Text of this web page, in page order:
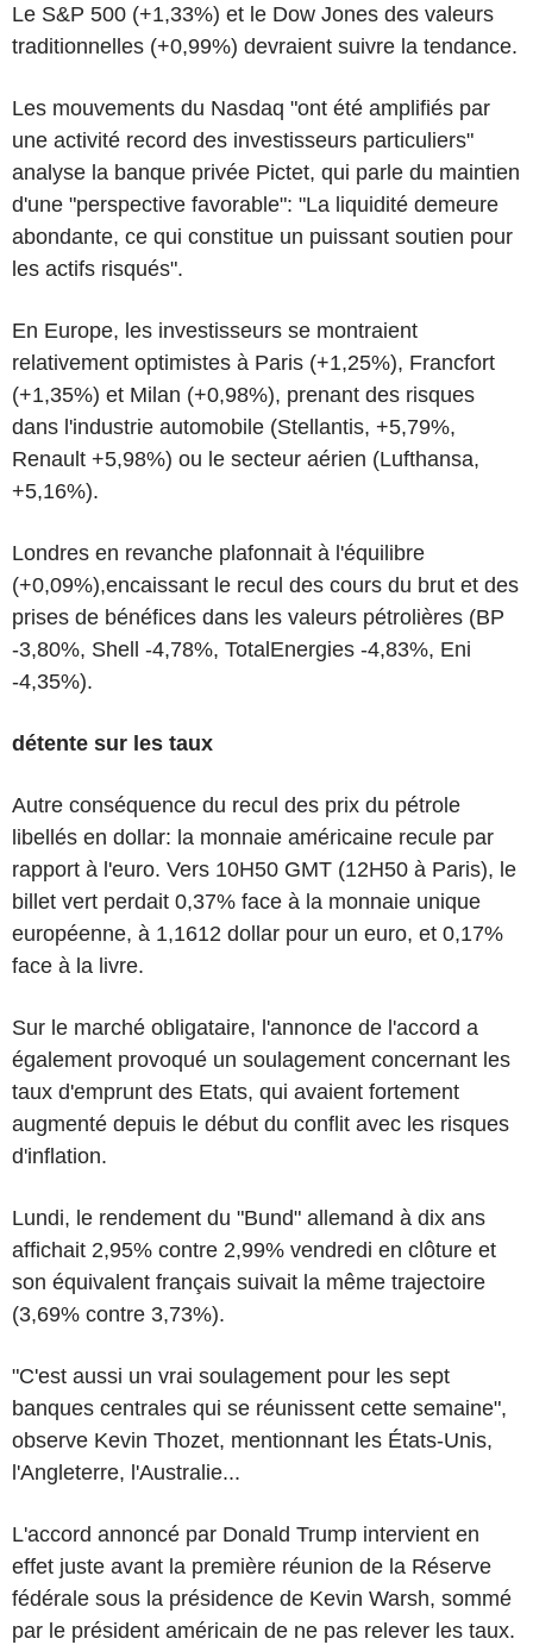
Le S&P 500 (+1,33%) et le Dow Jones des valeurs
traditionnelles (+0,99%) devraient suivre la tendance.
Les mouvements du Nasdaq "ont été amplifiés par
une activité record des investisseurs particuliers"
analyse la banque privée Pictet, qui parle du maintien
d'une "perspective favorable": "La liquidité demeure
abondante, ce qui constitue un puissant soutien pour
les actifs risqués".
En Europe, les investisseurs se montraient
relativement optimistes à Paris (+1,25%), Francfort
(+1,35%) et Milan (+0,98%), prenant des risques
dans l'industrie automobile (Stellantis, +5,79%,
Renault +5,98%) ou le secteur aérien (Lufthansa,
+5,16%).
Londres en revanche plafonnait à l'équilibre
(+0,09%),encaissant le recul des cours du brut et des
prises de bénéfices dans les valeurs pétrolières (BP
-3,80%, Shell -4,78%, TotalEnergies -4,83%, Eni
-4,35%).
détente sur les taux
Autre conséquence du recul des prix du pétrole
libellés en dollar: la monnaie américaine recule par
rapport à l'euro. Vers 10H50 GMT (12H50 à Paris), le
billet vert perdait 0,37% face à la monnaie unique
européenne, à 1,1612 dollar pour un euro, et 0,17%
face à la livre.
Sur le marché obligataire, l'annonce de l'accord a
également provoqué un soulagement concernant les
taux d'emprunt des Etats, qui avaient fortement
augmenté depuis le début du conflit avec les risques
d'inflation.
Lundi, le rendement du "Bund" allemand à dix ans
affichait 2,95% contre 2,99% vendredi en clôture et
son équivalent français suivait la même trajectoire
(3,69% contre 3,73%).
"C'est aussi un vrai soulagement pour les sept
banques centrales qui se réunissent cette semaine",
observe Kevin Thozet, mentionnant les États-Unis,
l'Angleterre, l'Australie...
L'accord annoncé par Donald Trump intervient en
effet juste avant la première réunion de la Réserve
fédérale sous la présidence de Kevin Warsh, sommé
par le président américain de ne pas relever les taux.